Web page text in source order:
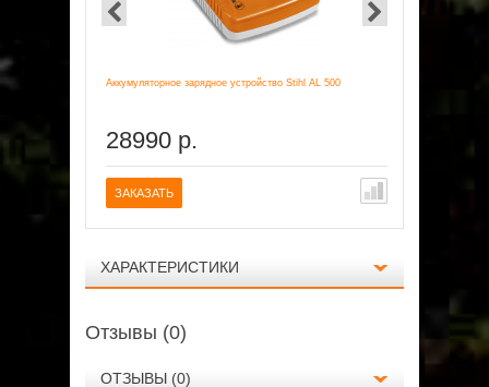
Аккумуляторное зарядное устройство Stihl AL 500
28990 р.
ЗАКАЗАТЬ
ХАРАКТЕРИСТИКИ
Отзывы (0)
ОТЗЫВЫ (0)